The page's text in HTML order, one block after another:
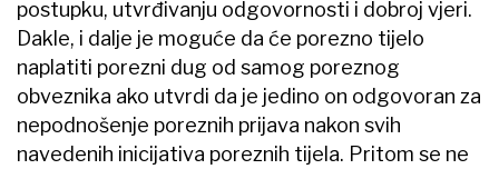
postupku, utvrđivanju odgovornosti i dobroj vjeri.
Dakle, i dalje je moguće da će porezno tijelo
naplatiti porezni dug od samog poreznog
obveznika ako utvrdi da je jedino on odgovoran za
nepodnošenje poreznih prijava nakon svih
navedenih inicijativa poreznih tijela. Pritom se ne